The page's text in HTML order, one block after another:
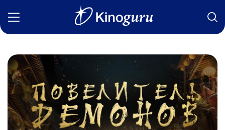
Фильмы
Статьи
Сериалы